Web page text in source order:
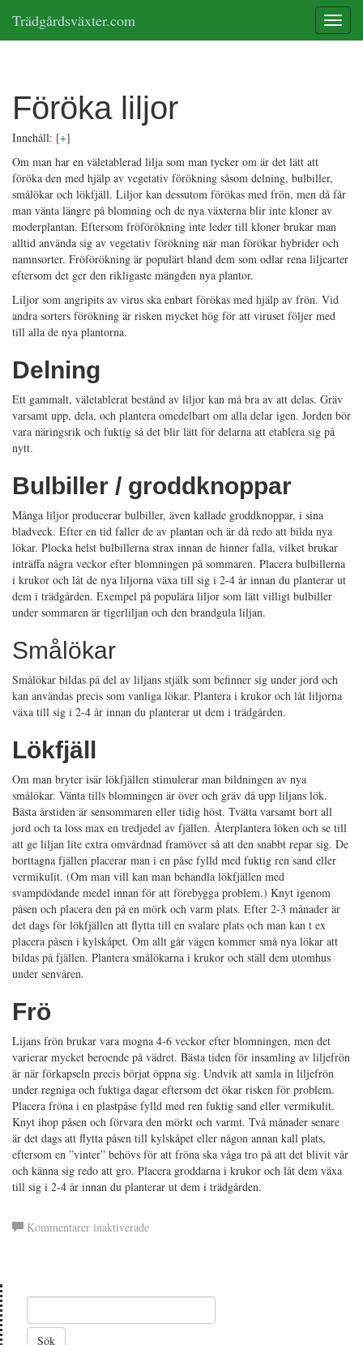
Trädgårdsväxter.com
Föröka liljor
Innehåll: [+]
Om man har en väletablerad lilja som man tycker om är det lätt att
föröka den med hjälp av vegetativ förökning såsom delning, bulbiller,
smålökar och lökfjäll. Liljor kan dessutom förökas med frön, men då får
man vänta längre på blomning och de nya växterna blir inte kloner av
moderplantan. Eftersom fröförökning inte leder till kloner brukar man
alltid använda sig av vegetativ förökning när man förökar hybrider och
namnsorter. Fröförökning är populärt bland dem som odlar rena liljearter
eftersom det ger den rikligaste mängden nya plantor.
Liljor som angripits av virus ska enbart förökas med hjälp av frön. Vid
andra sorters förökning är risken mycket hög för att viruset följer med
till alla de nya plantorna.
Delning
Ett gammalt, väletablerat bestånd av liljor kan må bra av att delas. Gräv
varsamt upp, dela, och plantera omedelbart om alla delar igen. Jorden bör
vara näringsrik och fuktig så det blir lätt för delarna att etablera sig på
nytt.
Bulbiller / groddknoppar
Många liljor producerar bulbiller, även kallade groddknoppar, i sina
bladveck. Efter en tid faller de av plantan och är då redo att bilda nya
lökar. Plocka helst bulbillerna strax innan de hinner falla, vilket brukar
inträffa några veckor efter blomningen på sommaren. Placera bulbillerna
i krukor och låt de nya liljorna växa till sig i 2-4 år innan du planterar ut
dem i trädgården. Exempel på populära liljor som lätt villigt bulbiller
under sommaren är tigerliljan och den brandgula liljan.
Smålökar
Smålökar bildas på del av liljans stjälk som befinner sig under jord och
kan användas precis som vanliga lökar. Plantera i krukor och låt liljorna
växa till sig i 2-4 år innan du planterar ut dem i trädgården.
Lökfjäll
Om man bryter isär lökfjällen stimulerar man bildningen av nya
smålökar. Vänta tills blomningen är över och gräv då upp liljans lök.
Bästa årstiden är sensommaren eller tidig höst. Tvätta varsamt bort all
jord och ta loss max en tredjedel av fjällen. Återplantera löken och se till
att ge liljan lite extra omvårdnad framöver så att den snabbt repar sig. De
borttagna fjällen placerar man i en påse fylld med fuktig ren sand eller
vermikulit. (Om man vill kan man behandla lökfjällen med
svampdödande medel innan för att förebygga problem.) Knyt igenom
påsen och placera den på en mörk och varm plats. Efter 2-3 månader är
det dags för lökfjällen att flytta till en svalare plats och man kan t ex
placera påsen i kylskåpet. Om allt går vägen kommer små nya lökar att
bildas på fjällen. Plantera smålökarna i krukor och ställ dem utomhus
under senvåren.
Frö
Lijans frön brukar vara mogna 4-6 veckor efter blomningen, men det
varierar mycket beroende på vädret. Bästa tiden för insamling av liljefrön
är när förkapseln precis börjat öppna sig. Undvik att samla in liljefrön
under regniga och fuktiga dagar eftersom det ökar risken för problem.
Placera fröna i en plastpåse fylld med ren fuktig sand eller vermikulit.
Knyt ihop påsen och förvara den mörkt och varmt. Två månader senare
är det dags att flytta påsen till kylskåpet eller någon annan kall plats,
eftersom en ”vinter” behövs för att fröna ska våga tro på att det blivit vår
och känna sig redo att gro. Placera groddarna i krukor och låt dem växa
till sig i 2-4 år innan du planterar ut dem i trädgården.
Kommentarer inaktiveradeför